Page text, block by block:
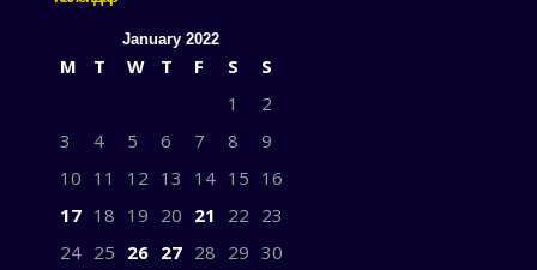
January 2022
M T W T F S
S
1
2
3
4 5 6 7 8
9
10 11 12 13 14 15 16
17 18 19 20 21 22 23
24 25 26 27 28 29 30